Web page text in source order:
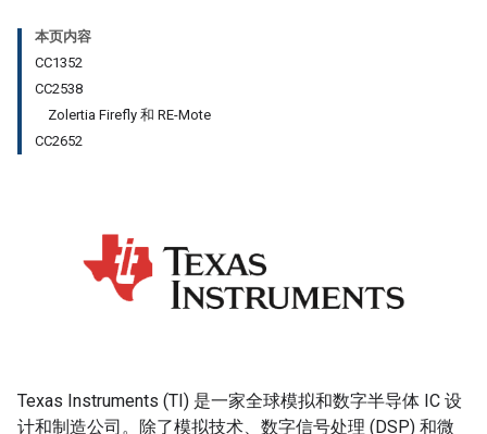
本页内容
CC1352
CC2538
Zolertia Firefly 和 RE-Mote
CC2652
Texas Instruments (TI) 是一家全球模拟和数字半导体 IC 设
计和制造公司。除了模拟技术、数字信号处理 (DSP) 和微